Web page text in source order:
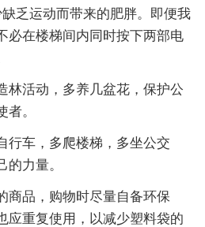
乏运动而带来的肥胖。即便我
必在楼梯间内同时按下两部电
林活动，多养几盆花，保护公
。
行车，多爬楼梯，多坐公交
的力量。
商品，购物时尽量自备环保
应重复使用，以减少塑料袋的